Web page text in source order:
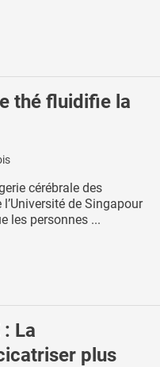
thé fluidifie la
cérébrale des
de Singapour
les personnes ...
: La
plus